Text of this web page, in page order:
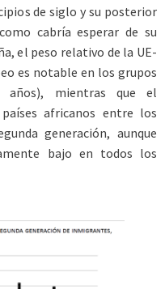
de siglo y su posterior
cabría esperar de su
el peso relativo de la UE-
es notable en los grupos
mientras que el
africanos entre los
generación, aunque
bajo en todos los